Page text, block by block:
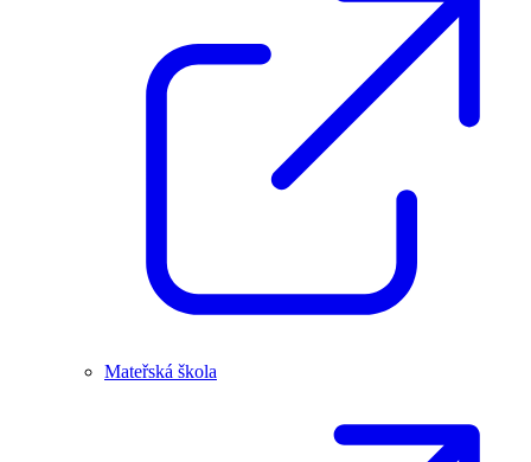
Mateřská škola